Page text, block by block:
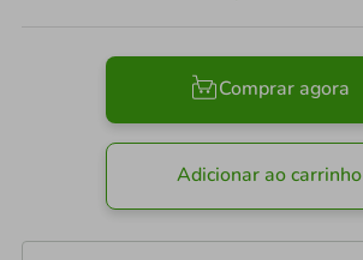
Comprar agora
Adicionar ao carrinho